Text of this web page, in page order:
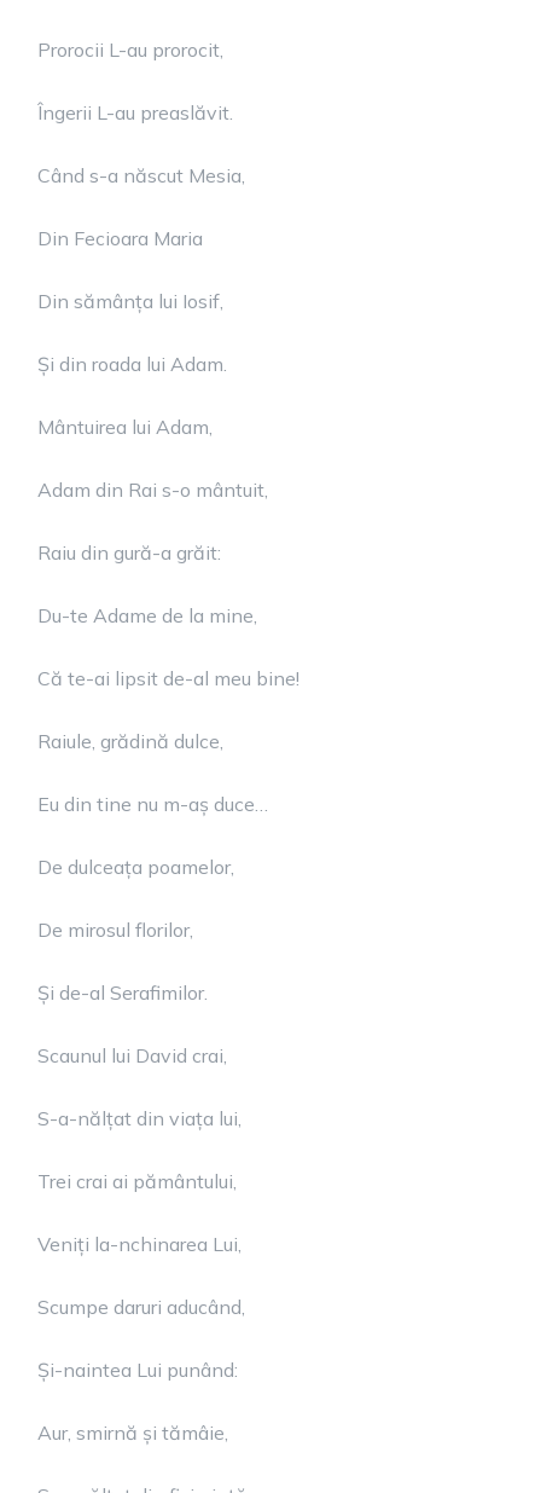
Prorocii L-au prorocit,
Îngerii L-au preaslăvit.
Când s-a născut Mesia,
Din Fecioara Maria
Din sămânța lui Iosif,
Și din roada lui Adam.
Mântuirea lui Adam,
Adam din Rai s-o mântuit,
Raiu din gură-a grăit:
Du-te Adame de la mine,
Că te-ai lipsit de-al meu bine!
Raiule, grădină dulce,
Eu din tine nu m-aș duce…
De dulceața poamelor,
De mirosul florilor,
Și de-al Serafimilor.
Scaunul lui David crai,
S-a-nălțat din viața lui,
Trei crai ai pământului,
Veniți la-nchinarea Lui,
Scumpe daruri aducând,
Și-naintea Lui punând:
Aur, smirnă și tămâie,